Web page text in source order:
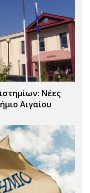
Νέες
Αιγαίου